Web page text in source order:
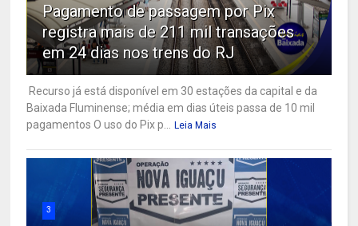
Pagamento de passagem por Pix
registra mais de 211 mil transações
em 24 dias nos trens do RJ
Recurso já está disponível em 30 estações da capital e da
Baixada Fluminense; média em dias úteis passa de 10 mil
pagamentos O uso do Pix p...
Leia Mais
3